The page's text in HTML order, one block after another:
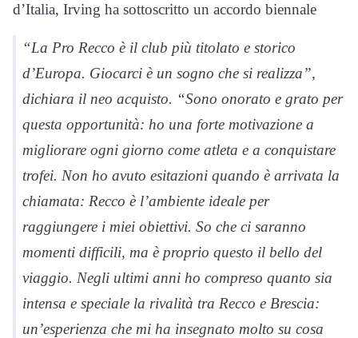
d’Italia, Irving ha sottoscritto un accordo biennale
“La Pro Recco è il club più titolato e storico
d’Europa. Giocarci è un sogno che si realizza”,
dichiara il neo acquisto. “Sono onorato e grato per
questa opportunità: ho una forte motivazione a
migliorare ogni giorno come atleta e a conquistare
trofei. Non ho avuto esitazioni quando è arrivata la
chiamata: Recco è l’ambiente ideale per
raggiungere i miei obiettivi. So che ci saranno
momenti difficili, ma è proprio questo il bello del
viaggio. Negli ultimi anni ho compreso quanto sia
intensa e speciale la rivalità tra Recco e Brescia:
un’esperienza che mi ha insegnato molto su cosa